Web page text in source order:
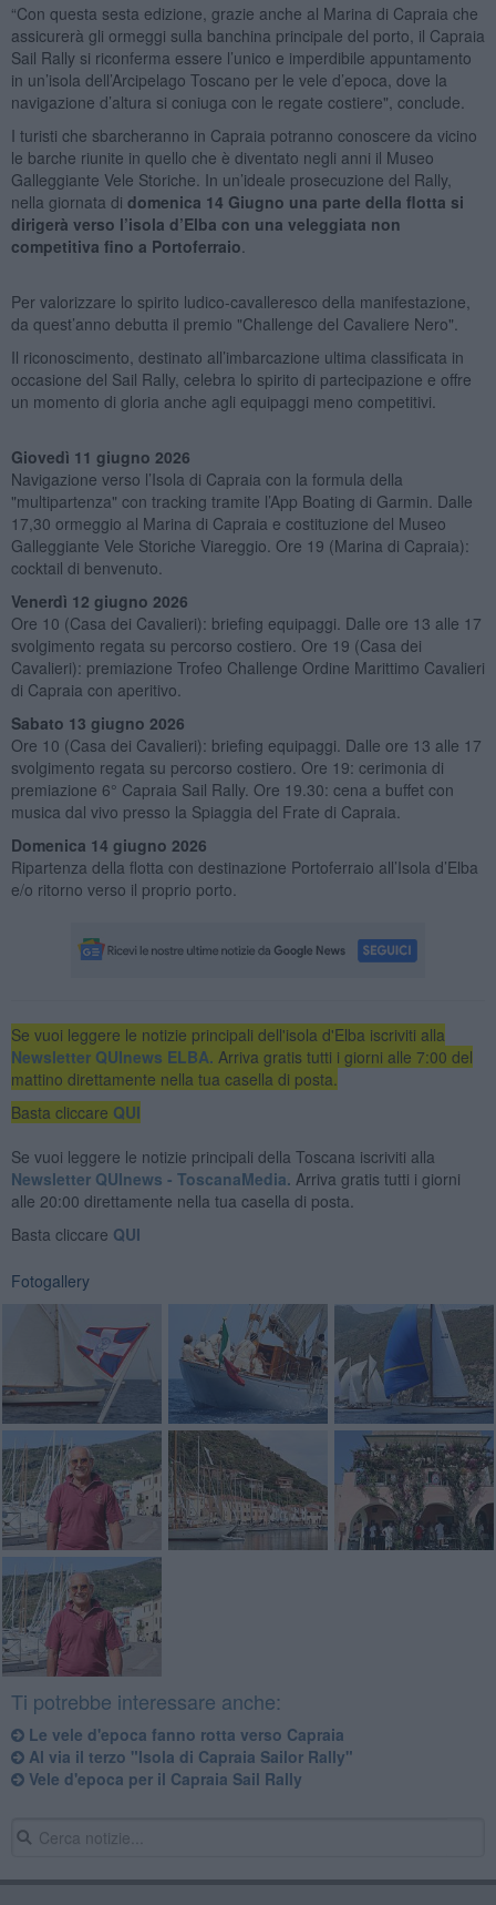
“Con questa sesta edizione, grazie anche al Marina di Capraia che
assicurerà gli ormeggi sulla banchina principale del porto, il Capraia
Sail Rally si riconferma essere l’unico e imperdibile appuntamento
in un’isola dell’Arcipelago Toscano per le vele d’epoca, dove la
navigazione d’altura si coniuga con le regate costiere", conclude.
I turisti che sbarcheranno in Capraia potranno conoscere da vicino
le barche riunite in quello che è diventato negli anni il Museo
Galleggiante Vele Storiche. In un’ideale prosecuzione del Rally,
nella giornata di domenica 14 Giugno una parte della flotta si
dirigerà verso l’isola d’Elba con una veleggiata non
competitiva fino a Portoferraio
Per valorizzare lo spirito ludico-cavalleresco della manifestazione,
da quest’anno debutta il premio "Challenge del Cavaliere Nero".
Il riconoscimento, destinato all’imbarcazione ultima classificata in
occasione del Sail Rally, celebra lo spirito di partecipazione e offre
un momento di gloria anche agli equipaggi meno competitivi.
Giovedì 11 giugno 2026
Navigazione verso l’Isola di Capraia con la formula della
"multipartenza" con tracking tramite l’App Boating di Garmin. Dalle
17,30 ormeggio al Marina di Capraia e costituzione del Museo
Galleggiante Vele Storiche Viareggio. Ore 19 (Marina di Capraia):
cocktail di benvenuto.
Venerdì 12 giugno 2026
Ore 10 (Casa dei Cavalieri): briefing equipaggi. Dalle ore 13 alle 17
svolgimento regata su percorso costiero. Ore 19 (Casa dei
Cavalieri): premiazione Trofeo Challenge Ordine Marittimo Cavalieri
di Capraia con aperitivo.
Sabato 13 giugno 2026
Ore 10 (Casa dei Cavalieri): briefing equipaggi. Dalle ore 13 alle 17
svolgimento regata su percorso costiero. Ore 19: cerimonia di
premiazione 6° Capraia Sail Rally. Ore 19.30: cena a buffet con
musica dal vivo presso la Spiaggia del Frate di Capraia.
Domenica 14 giugno 2026
Ripartenza della flotta con destinazione Portoferraio all’Isola d’Elba
e/o ritorno verso il proprio porto.
Se vuoi leggere le notizie principali dell'isola d'Elba iscriviti alla
Newsletter QUInews ELBA. Arriva gratis tutti i giorni alle 7:00 del
mattino direttamente nella tua casella di posta.
Basta cliccare QUI
Se vuoi leggere le notizie principali della Toscana iscriviti alla
Newsletter QUInews - ToscanaMedia. Arriva gratis tutti i giorni
alle 20:00 direttamente nella tua casella di posta.
Basta cliccare QUI
Fotogallery
Ti potrebbe interessare anche:
Le vele d'epoca fanno rotta verso Capraia
Al via il terzo "Isola di Capraia Sailor Rally"
Vele d'epoca per il Capraia Sail Rally